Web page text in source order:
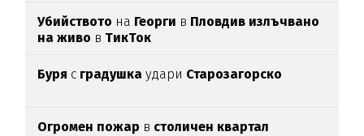
Убийството на Георги в Пловдив излъчвано
на живо в ТикТок
Буря с градушкаудари Старозагорско
Огромен пожар в столичен квартал